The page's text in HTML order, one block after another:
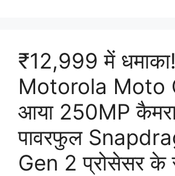
₹12,999 में धमाका!
Motorola Moto
आया 250MP
पावरफुल
Gen 2 प्रोसेसर के